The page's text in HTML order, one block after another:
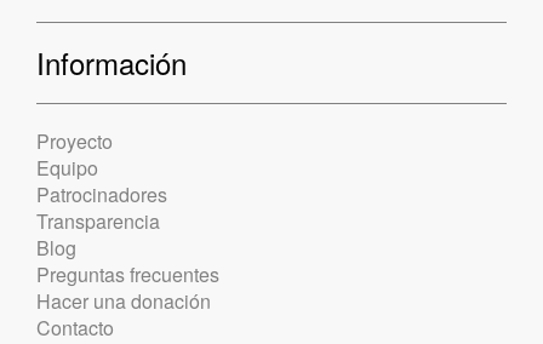
Información
Proyecto
Equipo
Patrocinadores
Transparencia
Blog
Preguntas frecuentes
Hacer una donación
Contacto